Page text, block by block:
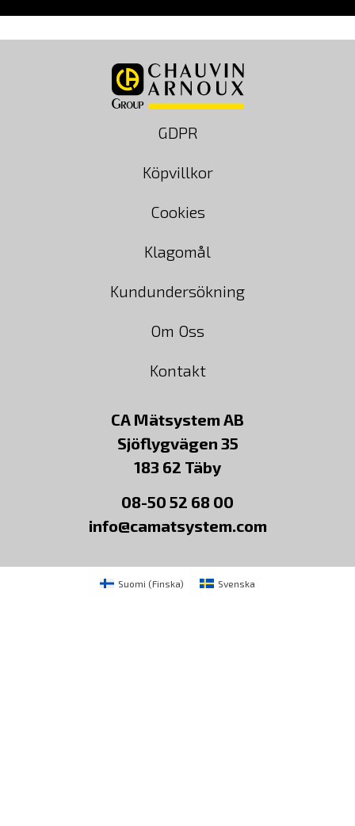
GDPR
Köpvillkor
Cookies
Klagomål
Kundundersökning
Om Oss
Kontakt
CA Mätsystem AB
Sjöflygvägen 35
183 62 Täby
08-50 52 68 00
info@camatsystem.com
Suomi (Finska) Svenska